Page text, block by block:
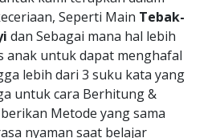
Seperti Main Tebak-
dan Sebagai mana hal lebih
anak untuk dapat menghafal
lebih dari 3 suku kata yang
untuk cara Berhitung &
Metode yang sama
nyaman saat belajar